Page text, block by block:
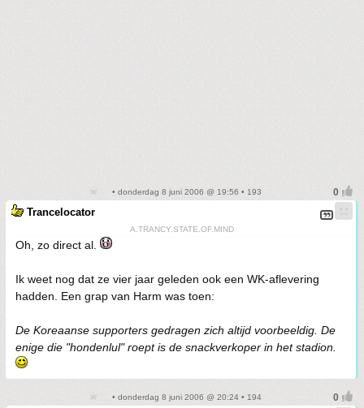
• donderdag 8 juni 2006 @ 19:56 • 193
Trancelocator
A.TRANCY.STATE.OF.MIND
Oh, zo direct al.
Ik weet nog dat ze vier jaar geleden ook een WK-aflevering
hadden. Een grap van Harm was toen:
De Koreaanse supporters gedragen zich altijd voorbeeldig. De
enige die "hondenlul" roept is de snackverkoper in het stadion.
• donderdag 8 juni 2006 @ 20:24 • 194